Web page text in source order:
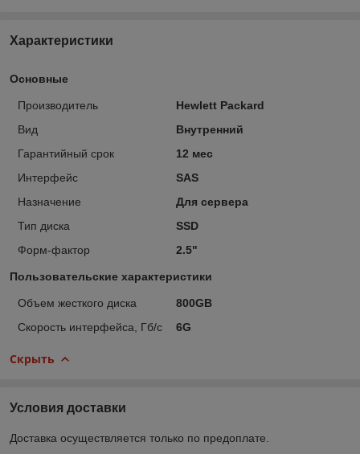
Характеристики
Основные
Производитель
Hewlett Packard
Вид
Внутренний
Гарантийный срок
12 мес
Интерфейс
SAS
Назначение
Для сервера
Тип диска
SSD
Форм-фактор
2.5"
Пользовательские характеристики
Объем жесткого диска
800GB
Скорость интерфейса, Гб/с
6G
Скрыть
Условия доставки
Доставка осуществляется только по предоплате.